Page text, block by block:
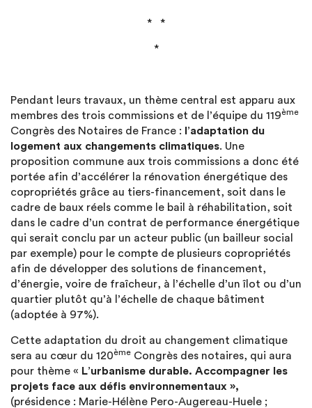
* *
*
Pendant leurs travaux, un thème central est apparu aux
membres des trois commissions et de l’équipe du 119ème
Congrès des Notaires de France :
l’adaptation du
logement aux changements climatiques. Une
proposition commune aux trois commissions a donc été
portée afin d’accélérer la rénovation énergétique des
copropriétés grâce au tiers-financement, soit dans le
cadre de baux réels comme le bail à réhabilitation, soit
dans le cadre d’un contrat de performance énergétique
qui serait conclu par un acteur public (un bailleur social
par exemple) pour le compte de plusieurs copropriétés
afin de développer des solutions de financement,
d’énergie, voire de fraîcheur, à l’échelle d’un îlot ou d’un
quartier plutôt qu’à l’échelle de chaque bâtiment
(adoptée à 97%).
Cette adaptation du droit au changement climatique
sera au cœur du 120ème Congrès des notaires, qui aura
pour thème « L’urbanisme durable. Accompagner les
projets face aux défis environnementaux »,
(présidence : Marie-Hélène Pero-Augereau-Huele ;